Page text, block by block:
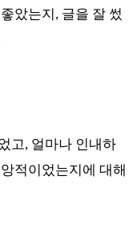
았는지 , 글을 잘 썼
고, 얼마나 인내하
적이었는지에 대해